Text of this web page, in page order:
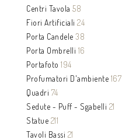
Centri Tavola 58
Fiori Artificiali 24
Porta Candele 38
Porta Ombrelli 16
Portafoto 194
Profumatori D'ambiente 167
Quadri 74
Sedute - Puff - Sgabelli 21
Statue 211
Tavoli Bassi 21